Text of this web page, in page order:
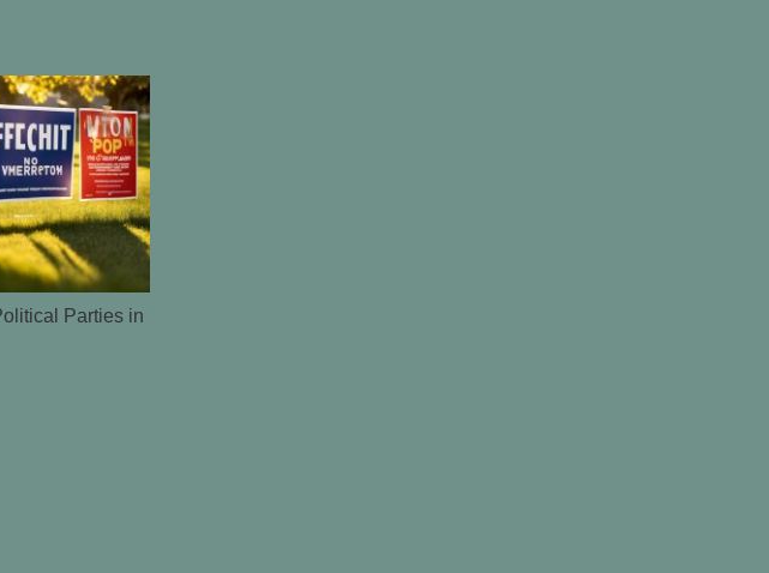
Parties in